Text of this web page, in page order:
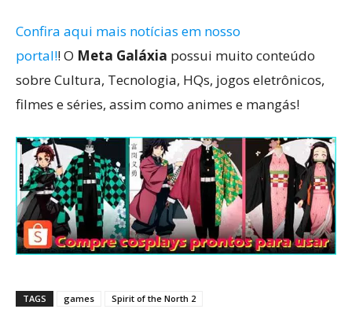
Confira aqui mais notícias em nosso
portal!! O Meta Galáxia possui muito conteúdo
sobre Cultura, Tecnologia, HQs, jogos eletrônicos,
filmes e séries, assim como animes e mangás!
TAGS games Spirit of the North 2